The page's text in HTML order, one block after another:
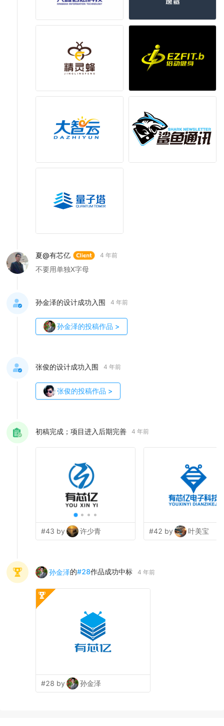
夏@有芯亿 4 年前
不要用单独X字母
孙金泽的设计成功入围 4 年前
孙金泽的投稿作品 >
张俊的设计成功入围 4 年前
张俊的投稿作品 >
初稿完成；项目进入后期完善 4 年前
#43 by 许少青 #42 by 叶美宝
孙金泽的#28作品成功中标 4 年前
#28 by 孙金泽